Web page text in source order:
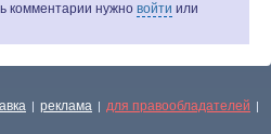
комментарии нужно войти или
| реклама | для правообладателей |